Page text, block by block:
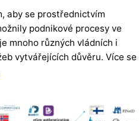
aby se prostřednictvím
podnikové procesy ve
mnoho různých vládních i
vytvářejících důvěru. Více se